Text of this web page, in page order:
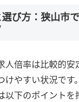
び方：狭山市
人倍率は比較的安
けやすい状況です
以下のポイントを